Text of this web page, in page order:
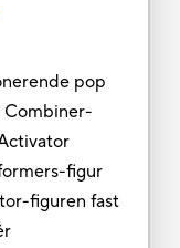
pop
figur
figuren fast